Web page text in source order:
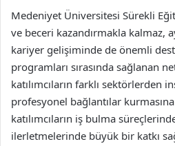
Medeniyet Üniversitesi Sürekli
ve beceri kazandırmakla kalmaz,
kariyer gelişiminde de önemli
programları sırasında sağlanan
katılımcıların farklı sektörlerden
profesyonel bağlantılar
katılımcıların iş bulma
ilerletmelerinde büyük bir katkı